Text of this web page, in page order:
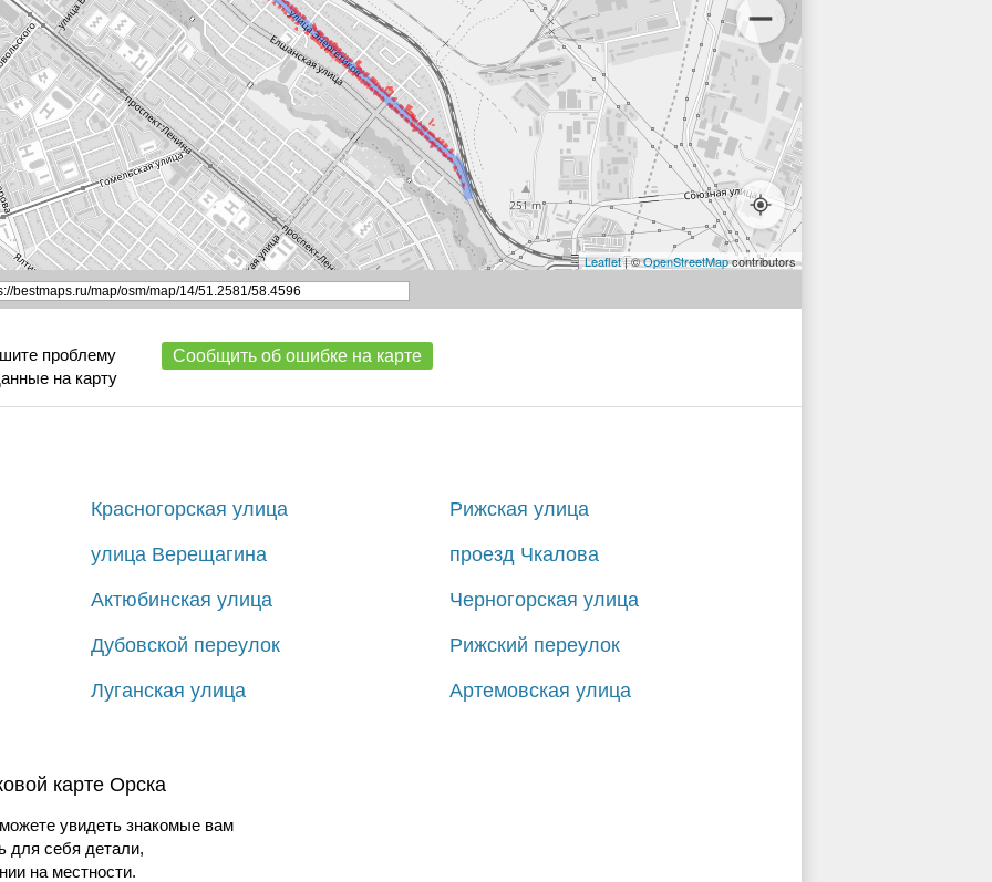
201 203 205 207 209 211 215 217
221
Leaflet| ©OpenStreetMapcontributors
проблему
на карту
Сообщить об ошибке на карте
Красногорская улица Рижская улица
улица Верещагина проезд Чкалова
Актюбинская улица Черногорская улица
Дубовской переулок Рижский переулок
Луганская улица Артемовская улица
карте Орска
увидеть знакомые вам
для себя детали,
на местности.